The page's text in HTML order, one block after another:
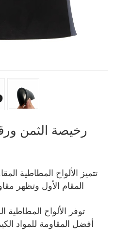
رخيصة الثمن
تتميز الألواح المطاطية
المقام الأول وتظهر
توفر الألواح
أفضل المقاومة للمواد